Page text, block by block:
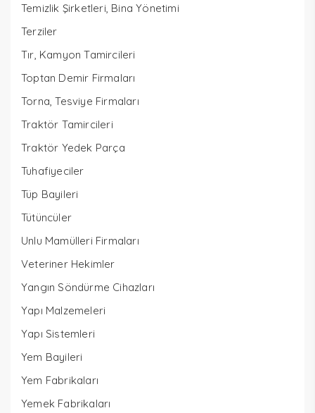
Temizlik Şirketleri, Bina Yönetimi
Terziler
Tır, Kamyon Tamircileri
Toptan Demir Firmaları
Torna, Tesviye Firmaları
Traktör Tamircileri
Traktör Yedek Parça
Tuhafiyeciler
Tüp Bayileri
Tütüncüler
Unlu Mamülleri Firmaları
Veteriner Hekimler
Yangın Söndürme Cihazları
Yapı Malzemeleri
Yapı Sistemleri
Yem Bayileri
Yem Fabrikaları
Yemek Fabrikaları